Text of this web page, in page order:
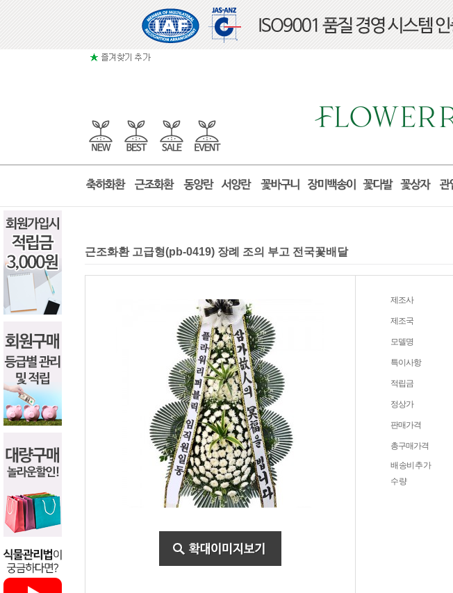
근조화환 고급형(pb-0419) 장례 조의 부고 전국꽃배달
제조사
제조국
모델명
특이사항
적립금
정상가
판매가격
총구매가격
배송비추가
수량